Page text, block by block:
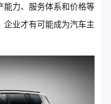
能力、服务体系和价格等
企业才有可能成为汽车主